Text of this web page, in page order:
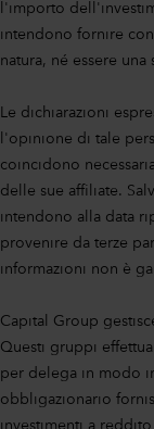
l'importo
intendono fornire
natura, né essere
Le dichiarazioni
l'opinione di tale
coincidono
delle sue affiliate.
intendono alla data
provenire da terze
informazioni non è
Capital Group
Questi gruppi
per delega in modo
obbligazionario